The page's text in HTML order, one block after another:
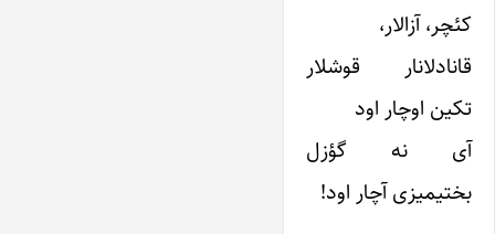
کئچر، آزالار،
قانادلانار قوشلار
تکین اوچار اود
آی نه گؤزل
بختیمیزی آچار اود!